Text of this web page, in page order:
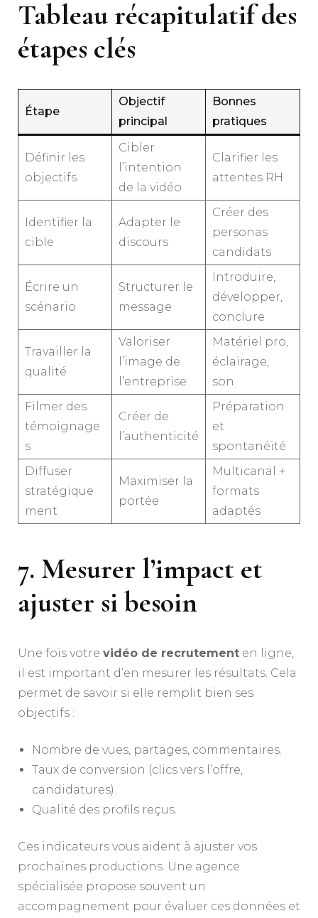
Tableau récapitulatif des
étapes clés
Étape
Objectif
principal
Bonnes
pratiques
Définir les
objectifs
Cibler
l’intention
de la vidéo
Clarifier les
attentes RH
Identifier la
cible
Adapter le
discours
Créer des
personas
candidats
Écrire un
scénario
Structurer le
message
Introduire,
développer,
conclure
Travailler la
qualité
Valoriser
l’image de
l’entreprise
Matériel pro,
éclairage,
son
Filmer des
témoignage
s
Créer de
l’authenticité
Préparation
et
spontanéité
Diffuser
stratégique
ment
Maximiser la
portée
Multicanal +
formats
adaptés
7. Mesurer l’impact et
ajuster si besoin
Une fois votre vidéo de recrutement en ligne,
il est important d’en mesurer les résultats. Cela
permet de savoir si elle remplit bien ses
objectifs :
Nombre de vues, partages, commentaires.
Taux de conversion (clics vers l’offre,
candidatures).
Qualité des profils reçus.
Ces indicateurs vous aident à ajuster vos
prochaines productions. Une agence
spécialisée propose souvent un
accompagnement pour évaluer ces données et